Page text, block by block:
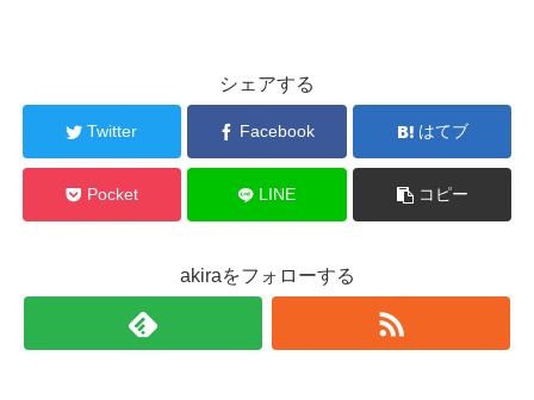
シェアする
Twitter Facebook はてブ
Pocket LINE コピー
akiraをフォローする